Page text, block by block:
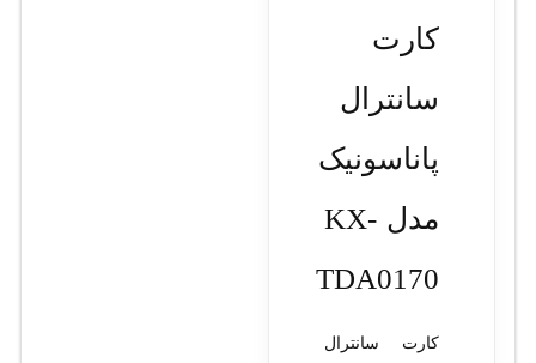
کارت
سانترال
پاناسونیک
مدل KX-
TDA0170
کارت سانترال